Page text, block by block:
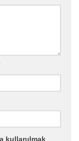
kullanılmak